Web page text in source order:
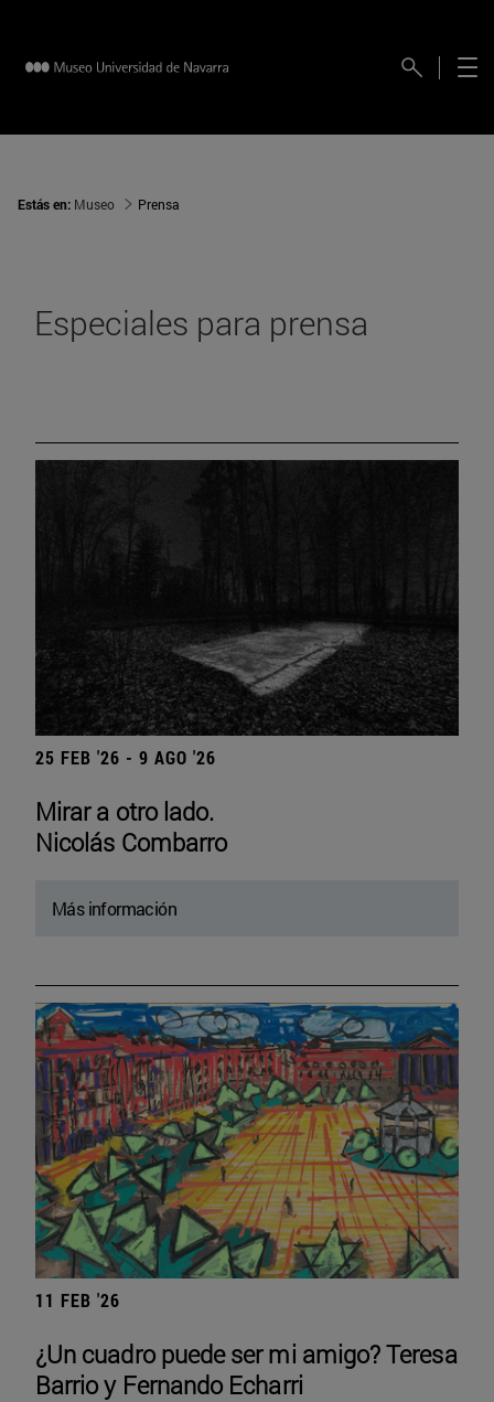
Estás en: Museo Prensa
Especiales para prensa
25 FEB '26 - 9 AGO '26
Mirar a otro lado.
Nicolás Combarro
Más información
11 FEB '26
¿Un cuadro puede ser mi amigo? Teresa
Barrio y Fernando Echarri